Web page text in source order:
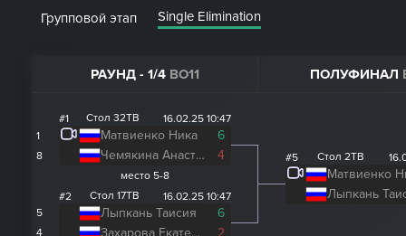
Групповой этап Single Elimination
РАУНД - 1/4 BO11
#1 Стол 32ТВ
16.02.25 10:47
1
Матвиенко Ника 6
8 Чемякина Анастасия 4
место 5-8
#2
Стол 17ТВ
16.02.25 10:47
5
Лыпкань Таисия 6
4 Захарова Екатерина 2
ПОЛУФИНАЛ
#5 Стол 2ТВ
Матвиенко
Лыпкань